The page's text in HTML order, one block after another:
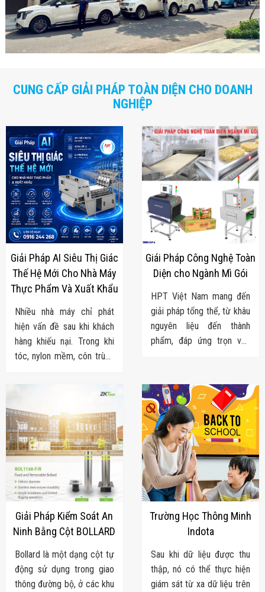
DỤNG
Máy Dò Tạp
Chất
Màn Hình
Tương Tác
Ghi Âm
Máy X-Ray
Loại Công
Nghiệp
Thiết Bị Công
Nghệ Cao
Ống Nhòm
Chuyên Dụng
Đo Lực - Sức
Căng - Sức
Nén
Máy Kiểm Tra
Khuyết Tật
Máy Kiểm Tra
Vết Nứt Sản
Phẩm
Máy Kiểm Tra
Bo Mạch Điện
Tử
Súng Bắn
Robot Tự Hành
Cổng Dò Kim
Loại
Máy Soi Hành
Lý (X-Ray)
Cổng Phân Làn
Tự Động
Nhận Diện
Khuôn Mặt
Hệ Thống Điện
Nhẹ
Thiết Bị Theo
Ngành
Thiết Bị Ngành
Thực Phẩm
Thiết Bị Ngành
Thực Phẩm
Matrixcope
Thiết Bị Ngành
CUNG CẤP GIẢI PHÁP TOÀN DIỆN CHO DOANH
NGHIỆP
Giải Pháp AI Siêu Thị Giác
Thế Hệ Mới Cho Nhà Máy
Thực Phẩm Và Xuất Khẩu
Nhiều nhà máy chỉ phát
hiện vấn đề sau khi khách
hàng khiếu nại. Trong khi
tóc, nylon mềm, côn trùng
sản phẩm là những lỗi
sót. Đâu là giải pháp khắc
phục triệt để?
Giái Pháp Công Nghệ Toàn
Diện cho Ngành Mì Gói
HPT Việt Nam mang đến
giải pháp tổng thể, từ khâu
nguyên liệu đến thành
phẩm, đáp ứng trọn vẹn
liền. Chúng tôi cung cấp từ
khâu nguyên liệu - sản xuất
- kiểm soát chất lượng -
đóng gói - kho vận.
Giải Pháp Kiểm Soát An
Ninh Bằng Cột BOLLARD
Bollard là một dạng cột tự
động sử dụng trong giao
thông đường bộ, ở các khu
Trường Học Thông Minh
Indota
Sau khi dữ liệu được thu
thập, nó có thể thực hiện
giám sát từ xa dữ liệu trên